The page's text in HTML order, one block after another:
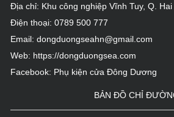
Địa chỉ: Khu công nghiệp Vĩnh Tuy, Q.
Điện thoại:0789 500 777
Email:dongduongseahn@gmail.com
Web: https://dongduongsea.com
Facebook: Phụ kiện cửa Đông Dương
BẢN ĐỒ CHỈ